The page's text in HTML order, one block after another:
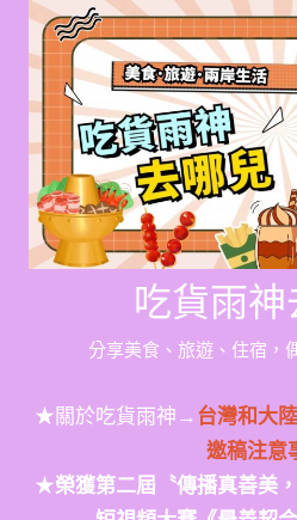
Skip
content
吃貨雨
分享美食、旅遊、住宿，
★關於吃貨雨神→台灣和大
邀稿注意
★榮獲第二屆〝傳播真善美